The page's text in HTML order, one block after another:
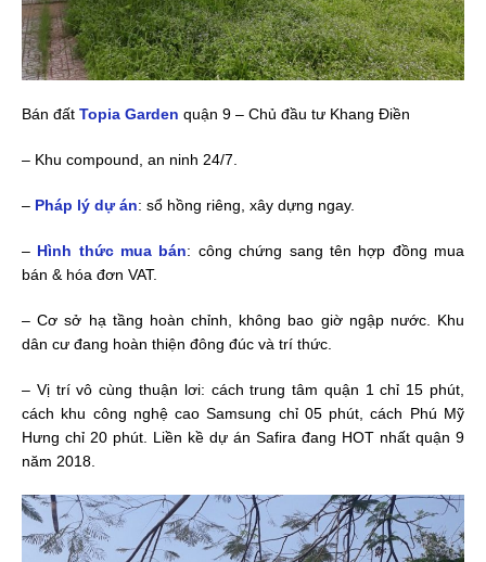
Bán đất Topia Garden quận 9 – Chủ đầu tư Khang Điền
– Khu compound, an ninh 24/7.
– Pháp lý dự án: sổ hồng riêng, xây dựng ngay.
– Hình thức mua bán: công chứng sang tên hợp đồng mua
bán & hóa đơn VAT.
– Cơ sở hạ tầng hoàn chỉnh, không bao giờ ngập nước. Khu
dân cư đang hoàn thiện đông đúc và trí thức.
– Vị trí vô cùng thuận lơi: cách trung tâm quận 1 chỉ 15 phút,
cách khu công nghệ cao Samsung chỉ 05 phút, cách Phú Mỹ
Hưng chỉ 20 phút. Liền kề dự án Safira đang HOT nhất quận 9
năm 2018.